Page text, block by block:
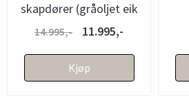
skapdører (gråoljet eik
180x40x80)
14.995,- 11.995,-
Kjøp